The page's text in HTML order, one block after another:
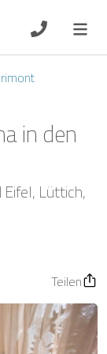
in den
Lüttich
Teilen